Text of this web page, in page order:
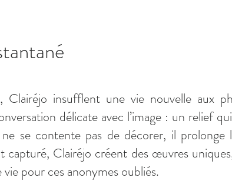
Clairéjo insufflent une vie nouvelle aux
délicate avec l’image : un relief
se contente pas de décorer, il prolonge
capturé, Clairéjo créent des œuvres
pour ces anonymes oubliés.